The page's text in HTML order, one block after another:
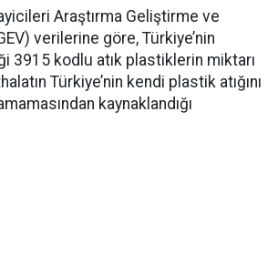
Araştırma Geliştirme ve
verilerine göre, Türkiye’nin
3915 kodlu atık plastiklerin miktarı
Türkiye’nin kendi plastik atığını
kaynaklandığı